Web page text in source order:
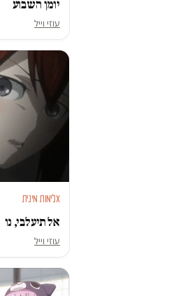
יומן השבוע
עוזי וייל
אלימות מינית
אל תיעלבי, נו
עוזי וייל